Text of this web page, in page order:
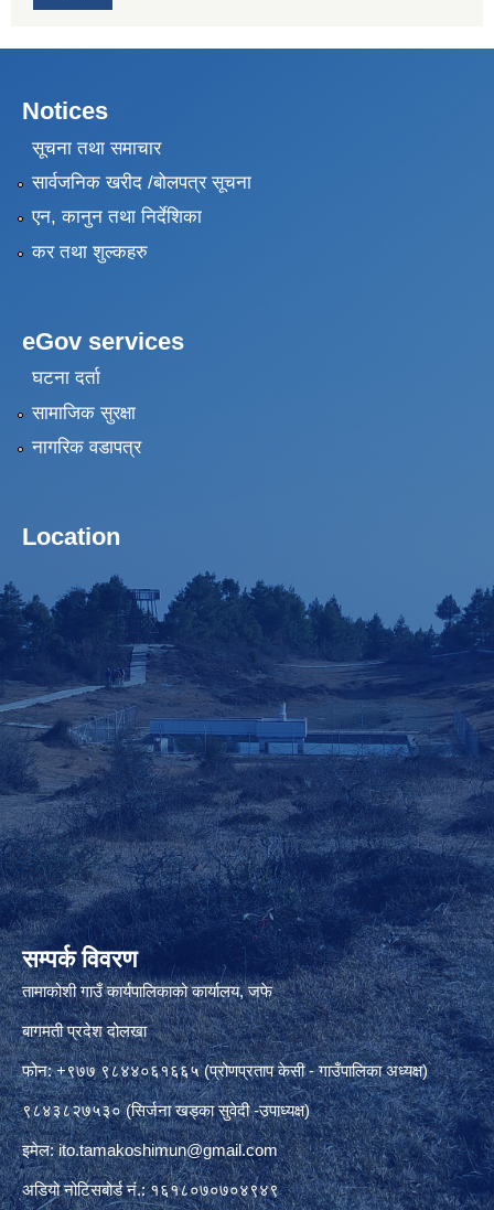
Notices
सूचना तथा समाचार
सार्वजनिक खरीद /बोलपत्र सूचना
एन, कानुन तथा निर्देशिका
कर तथा शुल्कहरु
eGov services
घटना दर्ता
सामाजिक सुरक्षा
नागरिक वडापत्र
Location
सम्पर्क विवरण
तामाकोशी गाउँ कार्यपालिकाको कार्यालय, जफे
बागमती प्रदेश दोलखा
फोन: +९७७ ९८४४०६१६६५ (प्रोणप्रताप केसी - गाउँपालिका अध्यक्ष)
९८४३८२७५३० (सिर्जना खड्का सुवेदी -उपाध्यक्ष)
इमेल:ito.tamakoshimun@gmail.com
अडियो नोटिसबोर्ड नं.: १६१८०७०७०४९४९